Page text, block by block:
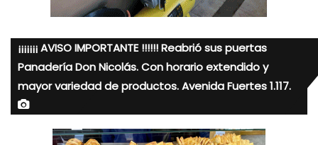
¡¡¡¡¡¡¡ AVISO IMPORTANTE !!!!!! Reabrió sus puertas
Panadería Don Nicolás. Con horario extendido y
mayor variedad de productos. Avenida Fuertes 1.117.